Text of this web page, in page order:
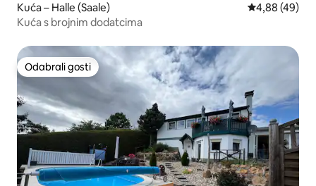
Kuća – Halle (Saale) Prosječna
4,88 (49)
Kuća s brojnim dodatcima
Odabrali gosti
Odabrali gosti